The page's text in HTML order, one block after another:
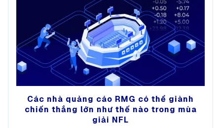
Các nhà quảng cáo RMG có thể giành
chiến thắng lớn như thế nào trong mùa
giải NFL